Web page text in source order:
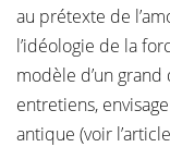
au prétexte de
l’idéologie de la
modèle d’un
entretiens,
antique (voir